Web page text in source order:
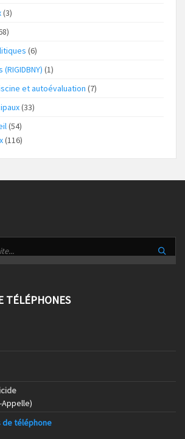
(3)
(6)
(1)
et autoévaluation (7)
(33)
(54)
(116)
TÉLÉPHONES
Appelle)
de téléphone